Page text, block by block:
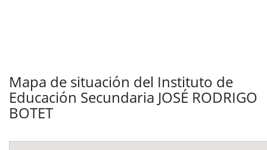
Mapa de situación del Instituto de
Educación Secundaria JOSÉ RODRIGO
BOTET